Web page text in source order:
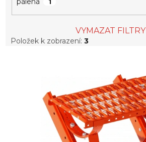
1
VYMAZAT FILTRY
Položek k zobrazení:3